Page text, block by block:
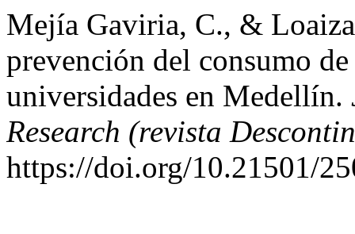
Mejía Gaviria, C., &
prevención del consumo
universidades en Medellín.
Research (revista
https://doi.org/10.21501/